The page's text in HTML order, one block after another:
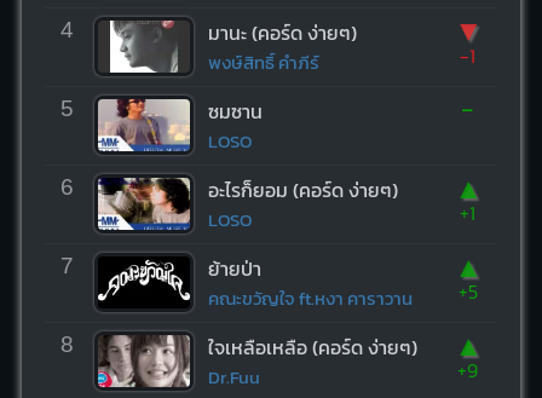
4 มานะ (คอร์ด ง่ายๆ)
พงษ์สิทธิ์ คำภีร์
▼
-1
5 ซมซาน
LOSO
-
6 อะไรก็ยอม (คอร์ด ง่ายๆ)
LOSO
▲
+1
7 ย้ายป่า
คณะขวัญใจ ft.หงา คาราวาน
▲
+5
8 ใจเหลือเหลือ (คอร์ด ง่ายๆ)
Dr.Fuu
▲
+9